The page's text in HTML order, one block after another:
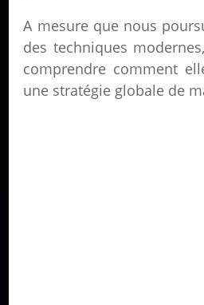
A mesure que nous
des techniques
comprendre comment
une stratégie globale de